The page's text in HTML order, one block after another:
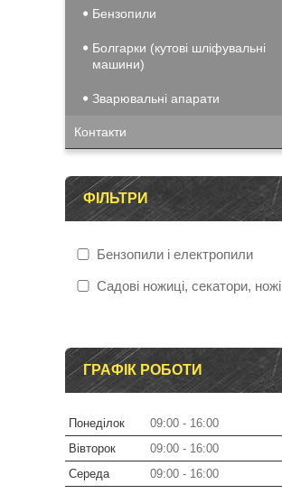
Бензопили
Болгарки (кутові шліфувальні
машини)
Зварювальні апарати
Контакти
ФІЛЬТРИ
Бензопили і електропили
Садові ножиці, секатори, ножі
ГРАФІК РОБОТИ
Понеділок 09:00
16:00
Вівторок
09:00
16:00
Середа
09:00
16:00